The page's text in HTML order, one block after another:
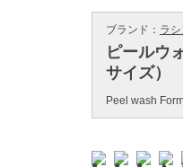
ブランド： ラ
ピールウ
サイズ）
Peel wash